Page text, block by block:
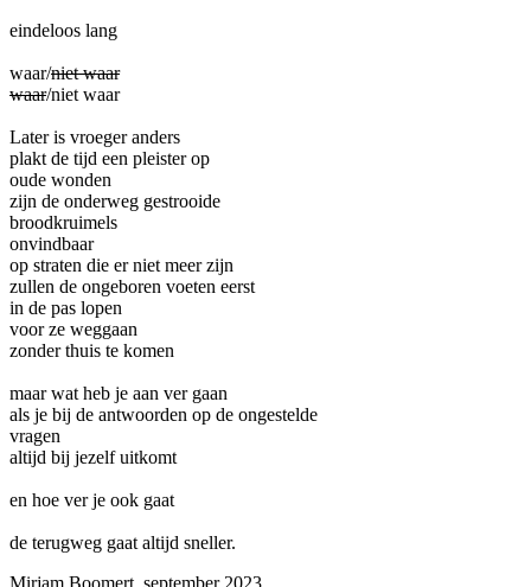
eindeloos lang
waar/niet waar
waar/niet waar
Later is vroeger anders
plakt de tijd een pleister op
oude wonden
zijn de onderweg gestrooide
broodkruimels
onvindbaar
op straten die er niet meer zijn
zullen de ongeboren voeten eerst
in de pas lopen
voor ze weggaan
zonder thuis te komen
maar wat heb je aan ver gaan
als je bij de antwoorden op de ongestelde
vragen
altijd bij jezelf uitkomt
en hoe ver je ook gaat
de terugweg gaat altijd sneller.